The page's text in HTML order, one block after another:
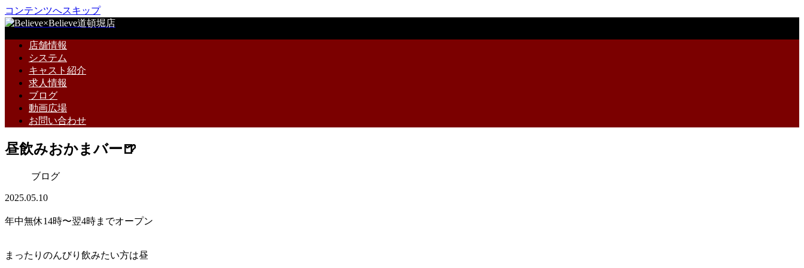
コンテンツへスキップ
店舗情報
システム
キャスト紹介
求人情報
ブログ
動画広場
お問い合わせ
昼飲みおかまバー🍺
ブログ
2025.05.10
年中無休14時〜翌4時までオープン
まったりのんびり飲みたい方は昼